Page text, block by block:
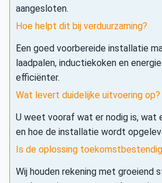
aangesloten.
Hoe helpt dit bij verduurzaming?
Een goed voorbereide installatie
laadpalen, inductiekoken en
efficiënter.
Wat levert duidelijke uitvoering op?
U weet vooraf wat er nodig is, wat
en hoe de installatie wordt
Is de oplossing
Wij houden rekening met groeiend